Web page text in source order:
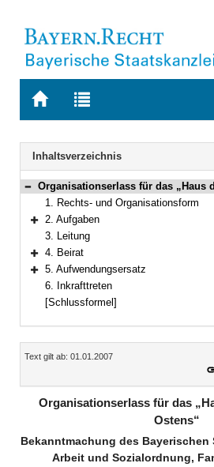
Zur
BAYERN.RECHT
Zur
letzten
Suche
Navigation
Inhaltsverzeichnis
Bereich reduzieren
Organisationserlass für das „Haus
1. Rechts- und Organisationsform
Bereich erweitern
2. Aufgaben
3. Leitung
Bereich erweitern
4. Beirat
Bereich erweitern
5. Aufwendungsersatz
6. Inkrafttreten
[Schlussformel]
Inhalt
Text gilt ab: 01.01.2007
Organisationserlass für das
Ostens“
Bekanntmachung des
Arbeit und Sozialordnung,